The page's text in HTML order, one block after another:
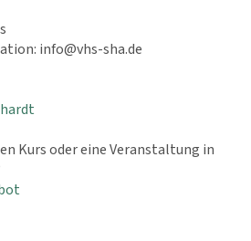
info@vhs-sha.de
Kurs oder eine Veranstaltung in